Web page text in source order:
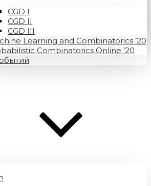
CGD I
CGD II
CGD III
Learning and Combinatorics ’20
Combinatorics Online ’20